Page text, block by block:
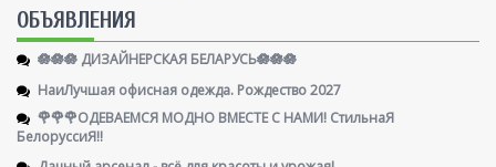
ОБЪЯВЛЕНИЯ
🪷🪷🪷 ДИЗАЙНЕРСКАЯ БЕЛАРУСЬ🪷🪷🪷
НаиЛучшая офисная одежда. Рождество 2027
🌹🌹🌹ОДЕВАЕМСЯ МОДНО ВМЕСТЕ С НАМИ! СтильнаЯ
БелоруссиЯ‼